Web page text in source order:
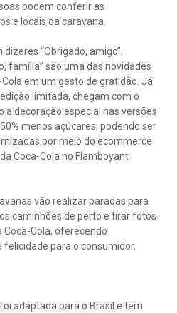
podem conferir as
e locais da caravana.
“Obrigado, amigo”,
família” são uma das novidades
em um gesto de gratidão. Já
limitada, chegam com o
decoração especial nas versões
menos açúcares, podendo ser
por meio do ecommerce
Coca-Cola no Flamboyant
vão realizar paradas para
caminhões de perto e tirar fotos
Coca-Cola, oferecendo
para o consumidor.
adaptada para o Brasil e tem